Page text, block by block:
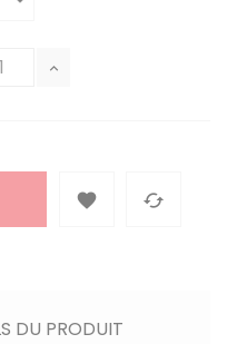
 
DU PRODUIT